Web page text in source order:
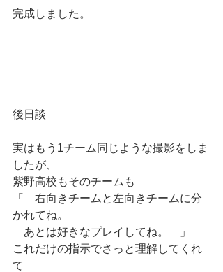
完成しました。
後日談
実はもう1チーム同じような撮影をしま
したが、
紫野高校もそのチームも
「　右向きチームと左向きチームに分
かれてね。
あとは好きなプレイしてね。　」
これだけの指示でさっと理解してくれ
て